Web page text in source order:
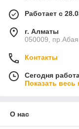
Работает с
г. Алматы
050009,
Контакты
Сегодня
Показать
О нас